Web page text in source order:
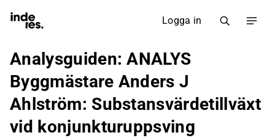
Logga in
Analysguiden: ANALYS
Byggmästare Anders J
Ahlström: Substansvärdetillväxt
vid konjunkturuppsving